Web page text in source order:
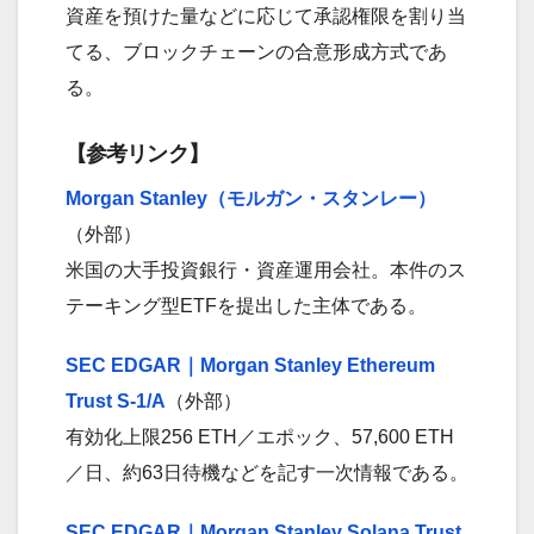
資産を預けた量などに応じて承認権限を割り当
てる、ブロックチェーンの合意形成方式であ
る。
【参考リンク】
Morgan Stanley（モルガン・スタンレー）
（外部）
米国の大手投資銀行・資産運用会社。本件のス
テーキング型ETFを提出した主体である。
SEC EDGAR｜Morgan Stanley Ethereum
Trust S-1/A （外部）
有効化上限256 ETH／エポック、57,600 ETH
／日、約63日待機などを記す一次情報である。